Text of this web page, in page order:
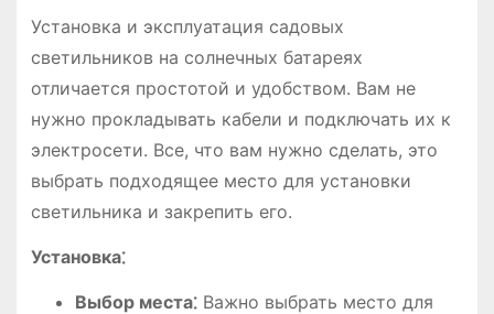
Установка и эксплуатация садовых
светильников на солнечных батареях
отличается простотой и удобством. Вам не
нужно прокладывать кабели и подключать их к
электросети. Все, что вам нужно сделать, это
выбрать подходящее место для установки
светильника и закрепить его.
Установка⁚
Выбор места⁚Важно выбрать место для